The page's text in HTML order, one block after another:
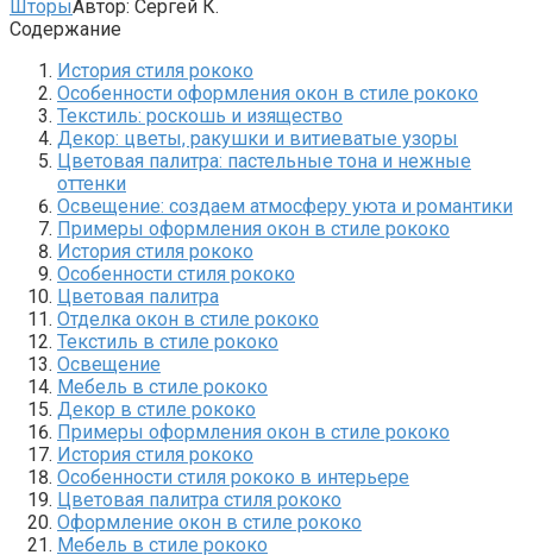
ШторыАвтор: Сергей К.
Содержание
История стиля рококо
Особенности оформления окон в стиле рококо
Текстиль: роскошь и изящество
Декор: цветы, ракушки и витиеватые узоры
Цветовая палитра: пастельные тона и нежные
оттенки
Освещение: создаем атмосферу уюта и романтики
Примеры оформления окон в стиле рококо
История стиля рококо
Особенности стиля рококо
Цветовая палитра
Отделка окон в стиле рококо
Текстиль в стиле рококо
Освещение
Мебель в стиле рококо
Декор в стиле рококо
Примеры оформления окон в стиле рококо
История стиля рококо
Особенности стиля рококо в интерьере
Цветовая палитра стиля рококо
Оформление окон в стиле рококо
Мебель в стиле рококо